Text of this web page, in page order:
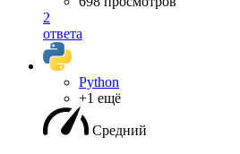
2
ответа
Python
+1 ещё
Средний